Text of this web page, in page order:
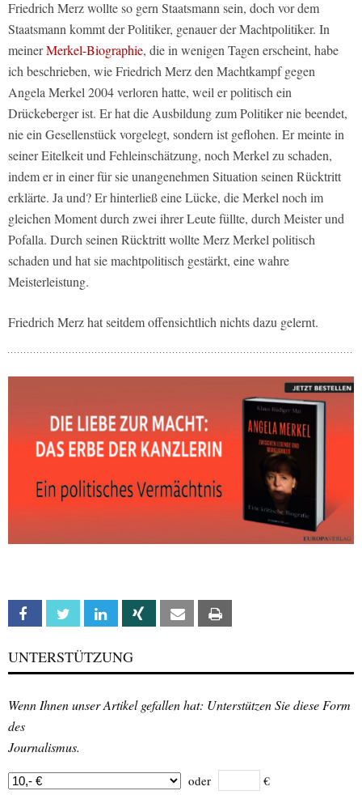
Friedrich Merz wollte so gern Staatsmann sein, doch vor dem
Staatsmann kommt der Politiker, genauer der Machtpolitiker. In
meinerMerkel-Biographie, die in wenigen Tagen erscheint, habe
ich beschrieben, wie Friedrich Merz den Machtkampf gegen
Angela Merkel 2004 verloren hatte, weil er politisch ein
Drückeberger ist. Er hat die Ausbildung zum Politiker nie beendet,
nie ein Gesellenstück vorgelegt, sondern ist geflohen. Er meinte in
seiner Eitelkeit und Fehleinschätzung, noch Merkel zu schaden,
indem er in einer für sie unangenehmen Situation seinen Rücktritt
erklärte. Ja und? Er hinterließ eine Lücke, die Merkel noch im
gleichen Moment durch zwei ihrer Leute füllte, durch Meister und
Pofalla. Durch seinen Rücktritt wollte Merz Merkel politisch
schaden und hat sie machtpolitisch gestärkt, eine wahre
Meisterleistung.
Friedrich Merz hat seitdem offensichtlich nichts dazu gelernt.
Facebook Twitter Linkedin Xing Email
UNTERSTÜTZUNG
Wenn Ihnen unser Artikel gefallen hat: Unterstützen Sie diese Form
des
Journalismus.
oder €